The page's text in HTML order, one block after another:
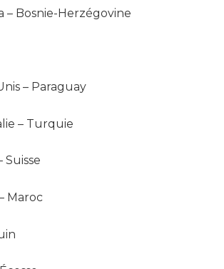
– Bosnie-Herzégovine
– Paraguay
– Turquie
Suisse
Maroc